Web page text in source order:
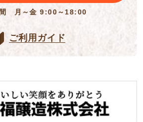
月～金 9:00～18:00
ご利用ガイド